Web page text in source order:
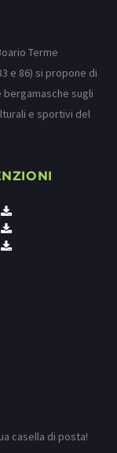
Terme
e 86) si propone di
sugli
e sportivi del
casella di posta!